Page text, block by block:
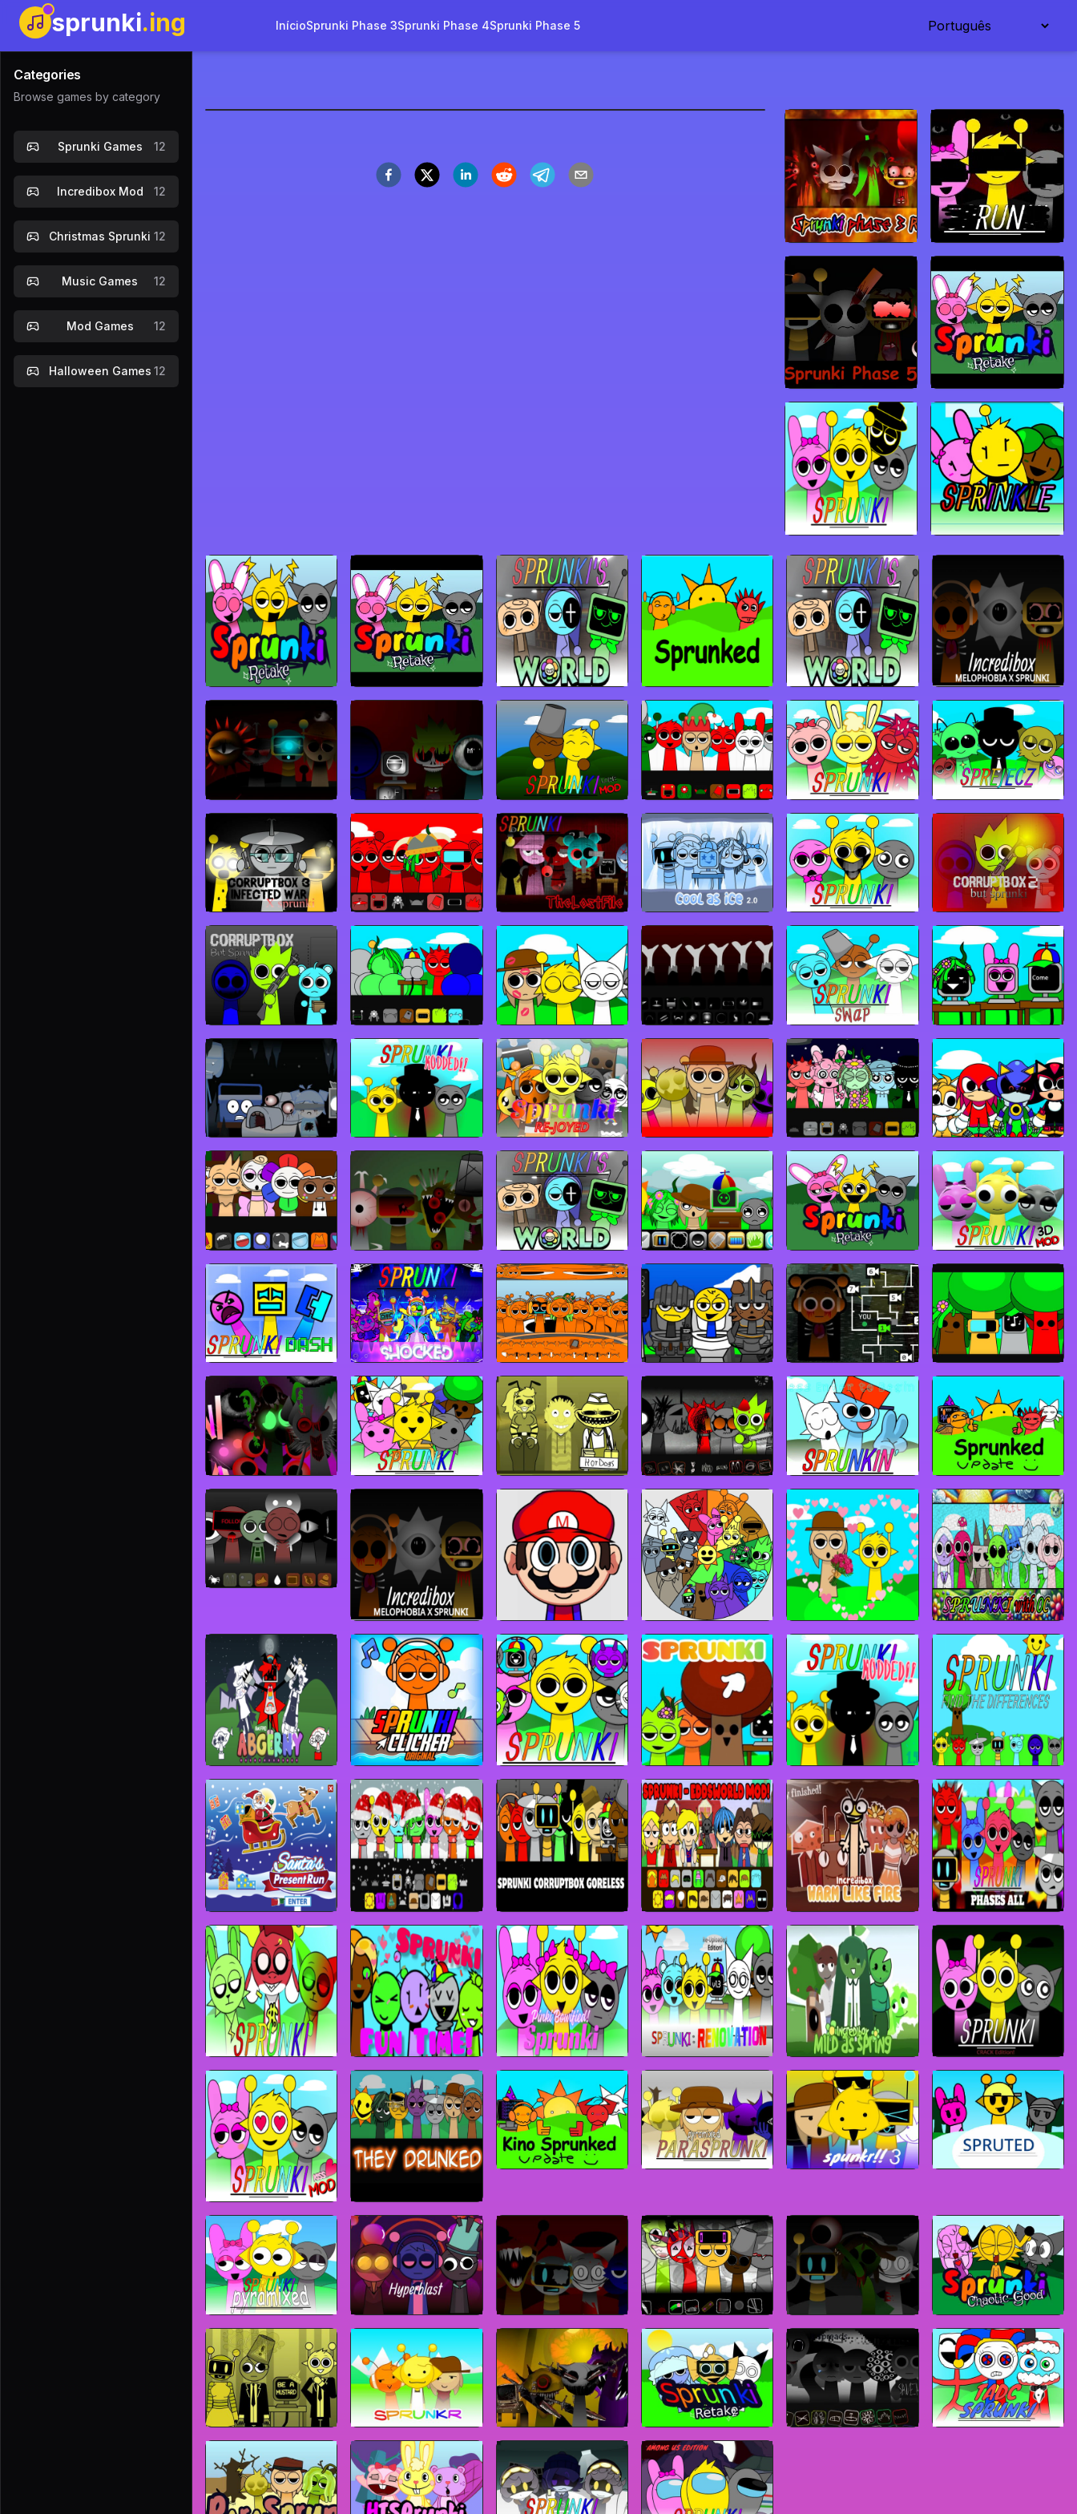
sprunki.ing InícioSprunki Phase 3Sprunki Phase 4Sprunki Phase 5
Categories
Browse games by category
Sprunki Games 12
Incredibox Mod 12
Christmas Sprunki 12
Music Games 12
Mod Games 12
Halloween Games 12